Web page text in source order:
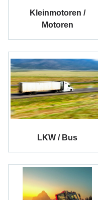
Kleinmotoren /
Motoren
LKW / Bus